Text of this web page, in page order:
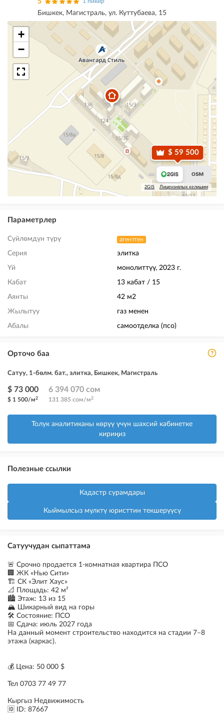
5
Бишкек, Магистраль, ул. Куттубаева, 15
$ 59 500
+
−
2GIS Лицензиялык келишим
Параметрлер
Сүйлөмдүн түрү агенттен
Серия элитка
Үй монолиттүү, 2023 г.
Кабат 13 кабат / 15
Аянты 42 м2
Жылытуу газ менен
Абалы самоотделка (псо)
Орточо баа
Сатуу, 1-бөлм. бат., элитка, Бишкек, Магистраль
$ 73 000
$ 1 500/м2
6 394 070 сом
131 385 сом/м2
Толук аналитиканы көрүү үчүн шахсий кабинетке
кириңиз
Полезные ссылки
Кадастр сурамдары
Кыймылсыз мүлктү юристтин текшерүүсү
Сатуучудан сыпаттама
🚨 Срочно продается 1-комнатная квартира ПСО
🏢 ЖК «Нью Сити»
🏗️ СК «Элит Хаус»
📐 Площадь: 42 м²
🏙️ Этаж: 13 из 15
🏔️ Шикарный вид на горы
🛠️ Состояние: ПСО
📅 Сдача: июль 2027 года
На данный момент строительство находится на стадии 7–8
этажа (каркас).
💰 Цена: 50 000 $
Тел 0703 77 49 77
Кыргыз Недвижимость
🆔 ID: 87667